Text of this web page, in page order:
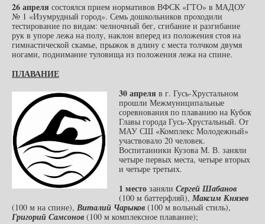
26 апреля состоялся прием нормативов ВФСК «ГТО» в МАДОУ
№ 1 «Изумрудный город». Семь дошкольников проходили
тестирование по видам: челночный бег, сгибание и разгибание
рук в упоре лежа на полу, наклон вперед из положения стоя на
гимнастической скамье, прыжок в длину с места толчком двумя
ногами, поднимание туловища из положения лежа на спине.
ПЛАВАНИЕ
30 апреля в г. Гусь-Хрустальном
прошли Межмуниципальные
соревнования по плаванию на Кубок
Главы города Гусь-Хрустальный. От
МАУ СШ «Комплекс Молодежный»
участвовало 20 человек.
Воспитанники Кузова М. В. заняли
четыре первых места, четыре вторых
и четыре третьих.
1 место заняли Сергей Шабанов
(100 м баттерфляй), Максим Князев
(100 м на спине), Виталий Чарыков (100 м вольный стиль),
Григорий Самсонов (100 м комплексное плавание);